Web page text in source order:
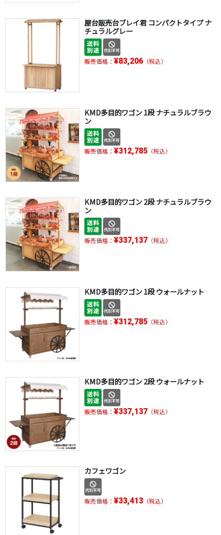
屋台販売台ブレイ君 コンパクトタイプ ナ
チュラルグレー
販売価格： ¥83,206（税込）
KMD多目的ワゴン 1段 ナチュラルブラウ
ン
販売価格： ¥312,785（税込）
KMD多目的ワゴン 2段 ナチュラルブラウ
ン
販売価格： ¥337,137（税込）
KMD多目的ワゴン 1段 ウォールナット
販売価格： ¥312,785（税込）
KMD多目的ワゴン 2段 ウォールナット
販売価格： ¥337,137（税込）
カフェワゴン
販売価格： ¥33,413（税込）